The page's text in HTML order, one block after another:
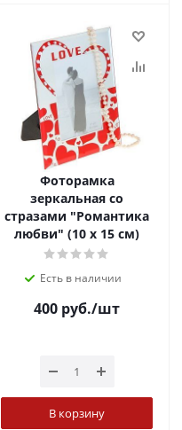
Фоторамка
зеркальная со
стразами "Романтика
любви" (10 х 15 см)
Есть в наличии
400 руб./шт
В корзину